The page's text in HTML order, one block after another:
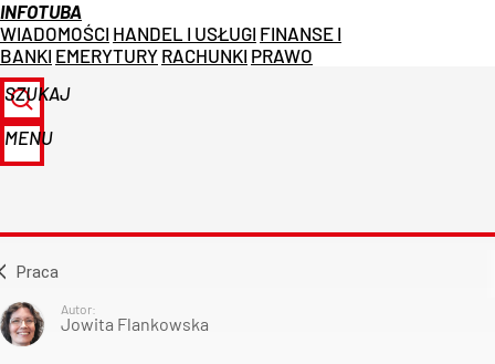
INFOTUBA
WIADOMOŚCI HANDEL I USŁUGI FINANSE I
BANKI EMERYTURY RACHUNKI PRAWO
SZUKAJ
MENU
Praca
Autor:
Jowita Flankowska